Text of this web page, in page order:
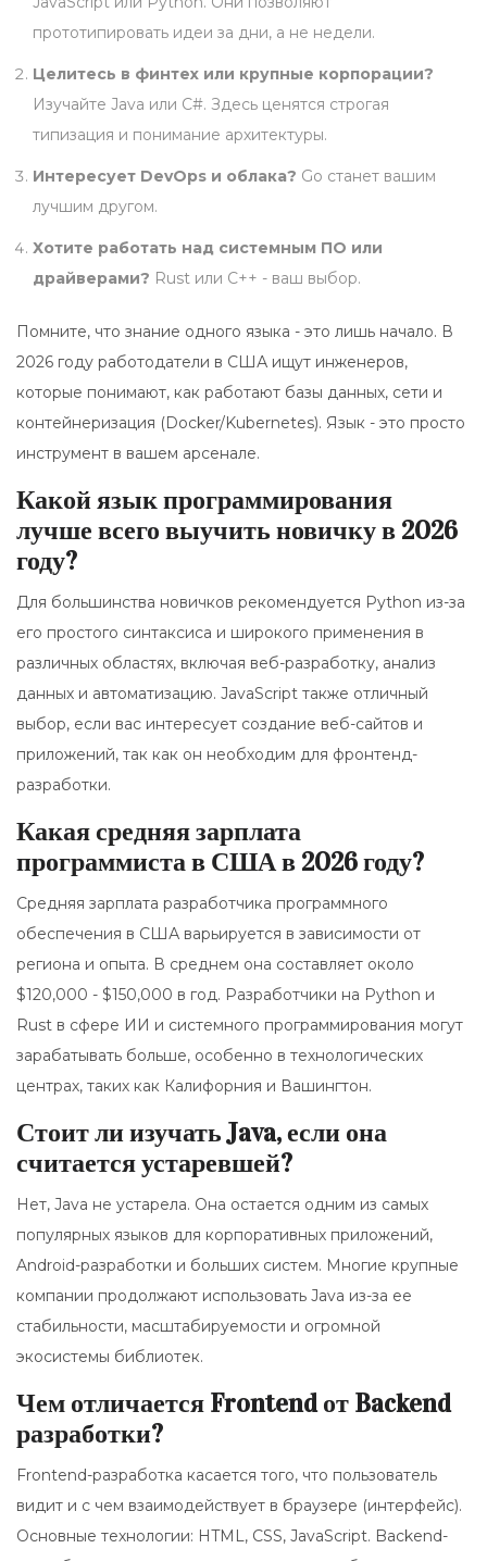
прототипировать идеи за дни, а не недели.
Целитесь в финтех или крупные корпорации?
Изучайте Java или C#. Здесь ценятся строгая
типизация и понимание архитектуры.
Интересует DevOps и облака? Go станет вашим
лучшим другом.
Хотите работать над системным ПО или
драйверами? Rust или C++ - ваш выбор.
Помните, что знание одного языка - это лишь начало. В
2026 году работодатели в США ищут инженеров,
которые понимают, как работают базы данных, сети и
контейнеризация (Docker/Kubernetes). Язык - это просто
инструмент в вашем арсенале.
Какой язык программирования
лучше всего выучить новичку в 2026
году?
Для большинства новичков рекомендуется Python из-за
его простого синтаксиса и широкого применения в
различных областях, включая веб-разработку, анализ
данных и автоматизацию. JavaScript также отличный
выбор, если вас интересует создание веб-сайтов и
приложений, так как он необходим для фронтенд-
разработки.
Какая средняя зарплата
программиста в США в 2026 году?
Средняя зарплата разработчика программного
обеспечения в США варьируется в зависимости от
региона и опыта. В среднем она составляет около
$120,000 - $150,000 в год. Разработчики на Python и
Rust в сфере ИИ и системного программирования могут
зарабатывать больше, особенно в технологических
центрах, таких как Калифорния и Вашингтон.
Стоит ли изучать Java, если она
считается устаревшей?
Нет, Java не устарела. Она остается одним из самых
популярных языков для корпоративных приложений,
Android-разработки и больших систем. Многие крупные
компании продолжают использовать Java из-за ее
стабильности, масштабируемости и огромной
экосистемы библиотек.
Чем отличается Frontend от Backend
разработки?
Frontend-разработка касается того, что пользователь
видит и с чем взаимодействует в браузере (интерфейс).
Основные технологии: HTML, CSS, JavaScript. Backend-